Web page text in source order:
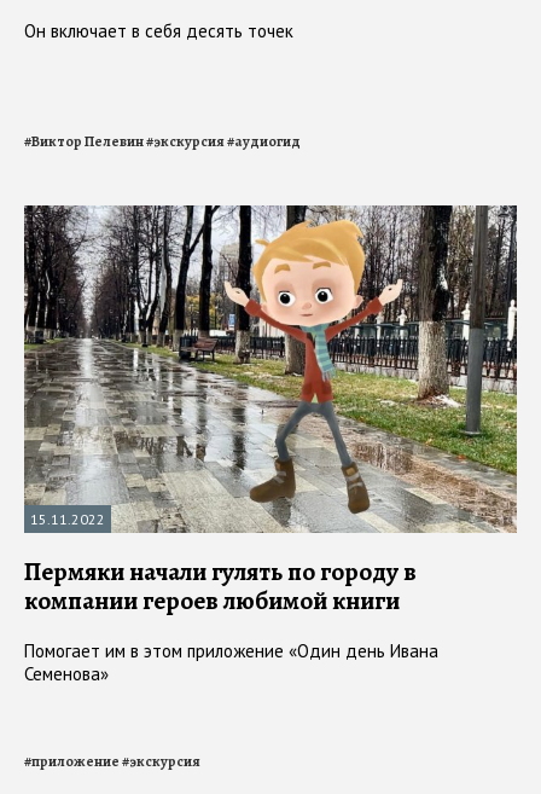
Он включает в себя десять точек
#Виктор Пелевин#экскурсия#аудиогид
15.11.2022
Пермяки начали гулять по городу в
компании героев любимой книги
Помогает им в этом приложение «Один день Ивана
Семенова»
#приложение#экскурсия